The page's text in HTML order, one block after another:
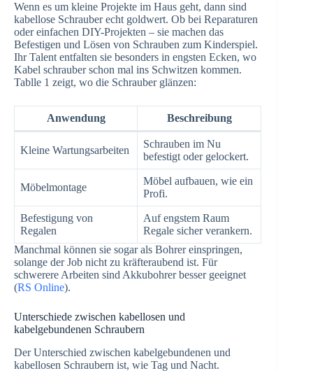
Wenn es um kleine Projekte im Haus geht, dann sind
kabellose Schrauber echt goldwert. Ob bei Reparaturen
oder einfachen DIY-Projekten – sie machen das
Befestigen und Lösen von Schrauben zum Kinderspiel.
Ihr Talent entfalten sie besonders in engsten Ecken, wo
Kabel schrauber schon mal ins Schwitzen kommen.
Tablle 1 zeigt, wo die Schrauber glänzen:
Anwendung Beschreibung
Kleine Wartungsarbeiten
Schrauben im Nu
befestigt oder gelockert.
Möbelmontage
Möbel aufbauen, wie ein
Profi.
Befestigung von
Regalen
Auf engstem Raum
Regale sicher verankern.
Manchmal können sie sogar als Bohrer einspringen,
solange der Job nicht zu kräfteraubend ist. Für
schwerere Arbeiten sind Akkubohrer besser geeignet
(RS Online).
Unterschiede zwischen kabellosen und
kabelgebundenen Schraubern
Der Unterschied zwischen kabelgebundenen und
kabellosen Schraubern ist, wie Tag und Nacht.